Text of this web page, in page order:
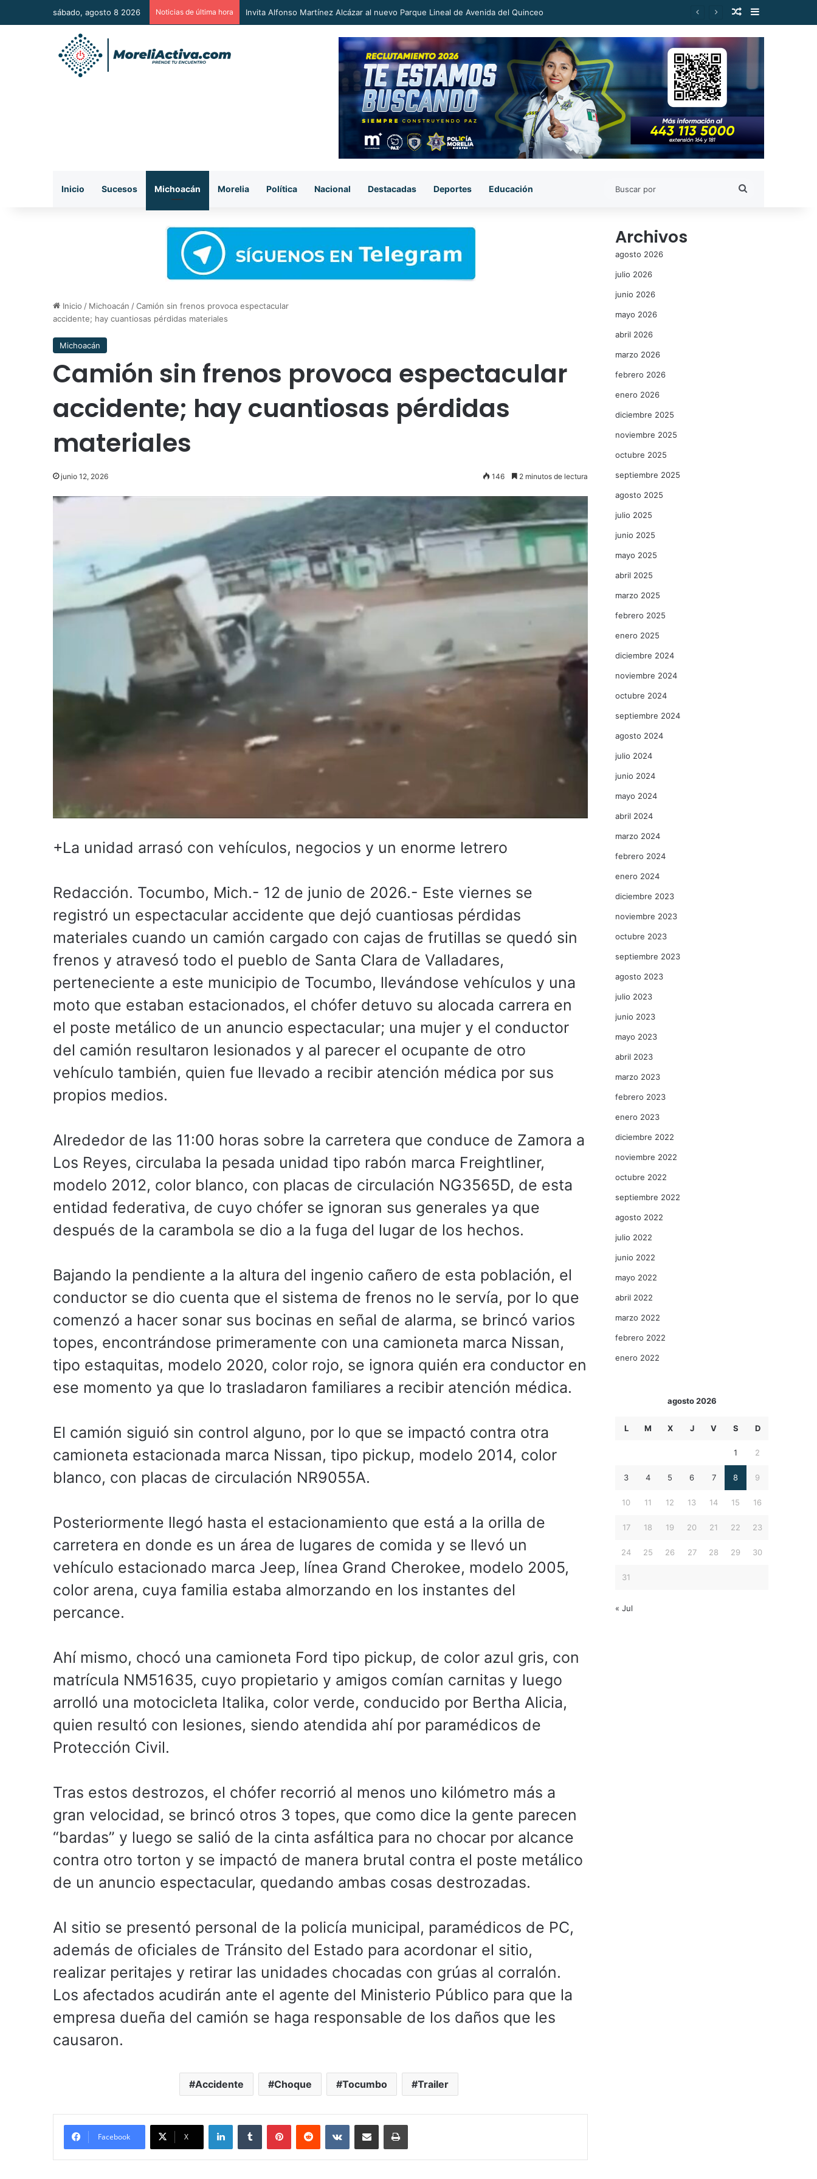
sábado, agosto 8 2026 Noticias de última hora Vinculan a proceso al «R1» por homicidio del ex alcalde Carlos Manzo Publicación al
Barra lateral
Inicio Sucesos Michoacán Morelia Política Nacional Destacadas Deportes Educación
Inicio / Michoacán /Camión sin frenos provoca espectacular
accidente; hay cuantiosas pérdidas materiales
Michoacán
Camión sin frenos provoca espectacular
accidente; hay cuantiosas pérdidas
materiales
junio 12, 2026 146 2 minutos de lectura
+La unidad arrasó con vehículos, negocios y un enorme letrero
Redacción. Tocumbo, Mich.- 12 de junio de 2026.- Este viernes se
registró un espectacular accidente que dejó cuantiosas pérdidas
materiales cuando un camión cargado con cajas de frutillas se quedó sin
frenos y atravesó todo el pueblo de Santa Clara de Valladares,
perteneciente a este municipio de Tocumbo, llevándose vehículos y una
moto que estaban estacionados, el chófer detuvo su alocada carrera en
el poste metálico de un anuncio espectacular; una mujer y el conductor
del camión resultaron lesionados y al parecer el ocupante de otro
vehículo también, quien fue llevado a recibir atención médica por sus
propios medios.
Alrededor de las 11:00 horas sobre la carretera que conduce de Zamora a
Los Reyes, circulaba la pesada unidad tipo rabón marca Freightliner,
modelo 2012, color blanco, con placas de circulación NG3565D, de esta
entidad federativa, de cuyo chófer se ignoran sus generales ya que
después de la carambola se dio a la fuga del lugar de los hechos.
Bajando la pendiente a la altura del ingenio cañero de esta población, el
conductor se dio cuenta que el sistema de frenos no le servía, por lo que
comenzó a hacer sonar sus bocinas en señal de alarma, se brincó varios
topes, encontrándose primeramente con una camioneta marca Nissan,
tipo estaquitas, modelo 2020, color rojo, se ignora quién era conductor en
ese momento ya que lo trasladaron familiares a recibir atención médica.
El camión siguió sin control alguno, por lo que se impactó contra otra
camioneta estacionada marca Nissan, tipo pickup, modelo 2014, color
blanco, con placas de circulación NR9055A.
Posteriormente llegó hasta el estacionamiento que está a la orilla de
carretera en donde es un área de lugares de comida y se llevó un
vehículo estacionado marca Jeep, línea Grand Cherokee, modelo 2005,
color arena, cuya familia estaba almorzando en los instantes del
percance.
Ahí mismo, chocó una camioneta Ford tipo pickup, de color azul gris, con
matrícula NM51635, cuyo propietario y amigos comían carnitas y luego
arrolló una motocicleta Italika, color verde, conducido por Bertha Alicia,
quien resultó con lesiones, siendo atendida ahí por paramédicos de
Protección Civil.
Tras estos destrozos, el chófer recorrió al menos uno kilómetro más a
gran velocidad, se brincó otros 3 topes, que como dice la gente parecen
“bardas” y luego se salió de la cinta asfáltica para no chocar por alcance
contra otro torton y se impactó de manera brutal contra el poste metálico
de un anuncio espectacular, quedando ambas cosas destrozadas.
Al sitio se presentó personal de la policía municipal, paramédicos de PC,
además de oficiales de Tránsito del Estado para acordonar el sitio,
realizar peritajes y retirar las unidades chocadas con grúas al corralón.
Los afectados acudirán ante el agente del Ministerio Público para que la
empresa dueña del camión se haga responsable de los daños que les
causaron.
Accidente Choque Tocumbo Trailer
Facebook X
LinkedInTumblr PinterestReddit VKontakteCompartir por correo electrónicoImprimir
Archivos
agosto 2026
julio 2026
junio 2026
mayo 2026
abril 2026
marzo 2026
febrero 2026
enero 2026
diciembre 2025
noviembre 2025
octubre 2025
septiembre 2025
agosto 2025
julio 2025
junio 2025
mayo 2025
abril 2025
marzo 2025
febrero 2025
enero 2025
diciembre 2024
noviembre 2024
octubre 2024
septiembre 2024
agosto 2024
julio 2024
junio 2024
mayo 2024
abril 2024
marzo 2024
febrero 2024
enero 2024
diciembre 2023
noviembre 2023
octubre 2023
septiembre 2023
agosto 2023
julio 2023
junio 2023
mayo 2023
abril 2023
marzo 2023
febrero 2023
enero 2023
diciembre 2022
noviembre 2022
octubre 2022
septiembre 2022
agosto 2022
julio 2022
junio 2022
mayo 2022
abril 2022
marzo 2022
febrero 2022
enero 2022
agosto 2026
L M X J V S D
1 2
3 4 5 6 7 8 9
10 11 12 13 14 15 16
17 18 19 20 21 22 23
24 25 26 27 28 29 30
31
« Jul